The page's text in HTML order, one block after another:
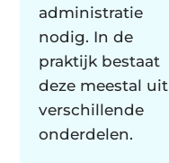
administratie
nodig. In de
praktijk bestaat
deze meestal uit
verschillende
onderdelen.